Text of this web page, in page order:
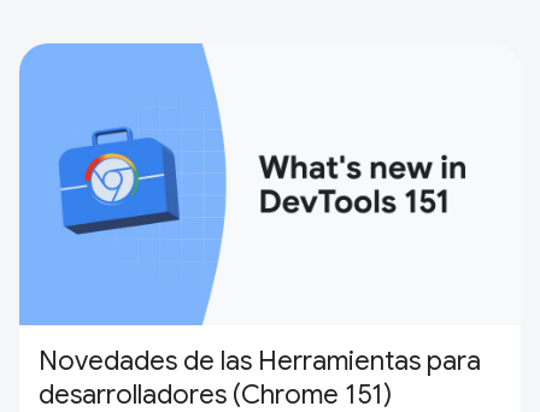
Novedades de las Herramientas para
desarrolladores (Chrome 151)